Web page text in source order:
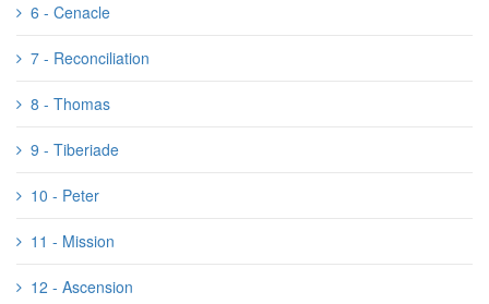
6 - Cenacle
7 - Reconciliation
8 - Thomas
9 - Tiberiade
10 - Peter
11 - Mission
12 - Ascension